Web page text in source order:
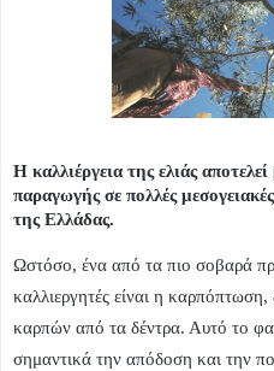
Η καλλιέργεια της ελιάς
παραγωγής σε πολλές
της Ελλάδας.
Ωστόσο, ένα από τα πιο σοβαρά
καλλιεργητές είναι η
καρπών από τα δέντρα. Αυτό το
σημαντικά την απόδοση και την